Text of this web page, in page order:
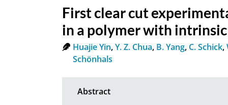
First clear cut
in a polymer with
Huajie Yin,Y. Z. Chua, B. Yang, C. Schick,
Schönhals